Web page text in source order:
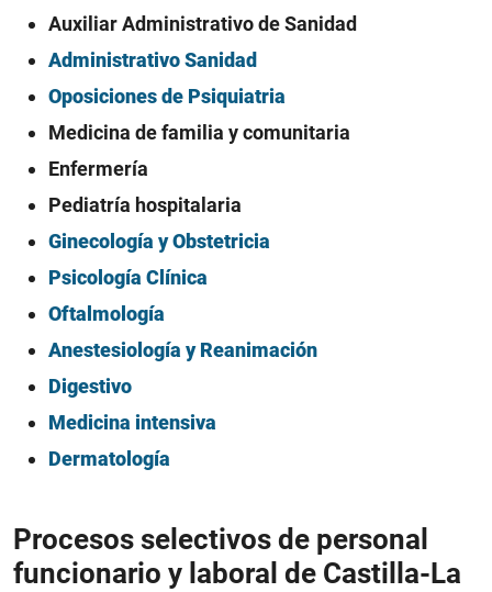
Auxiliar Administrativo de Sanidad
Administrativo Sanidad
Oposiciones de Psiquiatria
Medicina de familia y comunitaria
Enfermería
Pediatría hospitalaria
Ginecología y Obstetricia
Psicología Clínica
Oftalmología
Anestesiología y Reanimación
Digestivo
Medicina intensiva
Dermatología
Procesos selectivos de personal
funcionario y laboral de Castilla-La